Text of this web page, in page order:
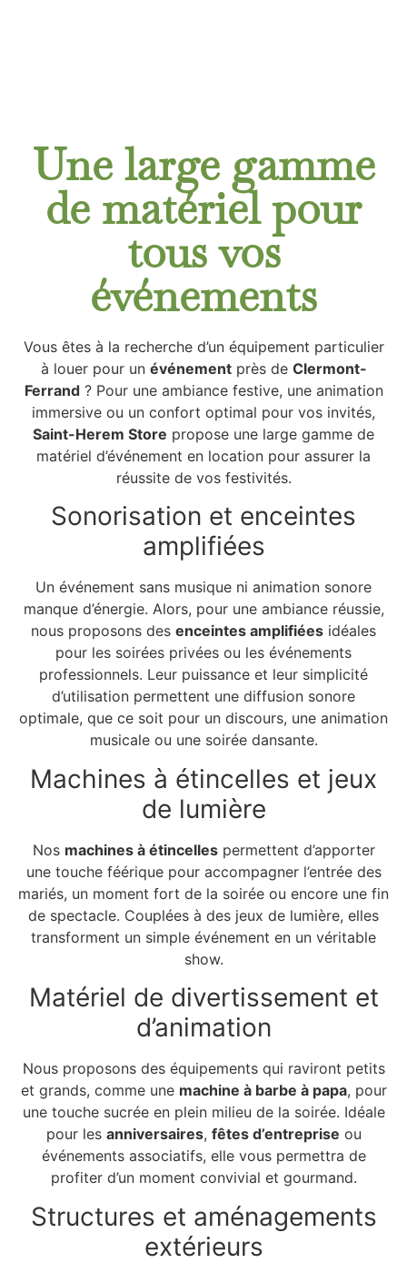
Une large gamme
de matériel pour
tous vos
événements
Vous êtes à la recherche d’un équipement particulier
à louer pour un événementprès de Clermont-
Ferrand? Pour une ambiance festive, une animation
immersive ou un confort optimal pour vos invités,
Saint-Herem Store propose une large gamme de
matériel d’événement en location pour assurer la
réussite de vos festivités.
Sonorisation et enceintes
amplifiées
Un événement sans musique ni animation sonore
manque d’énergie. Alors, pour une ambiance réussie,
nous proposons des enceintes amplifiées idéales
pour les soirées privées ou les événements
professionnels. Leur puissance et leur simplicité
d’utilisation permettent une diffusion sonore
optimale, que ce soit pour un discours, une animation
musicale ou une soirée dansante.
Machines à étincelles et jeux
de lumière
Nos machines à étincellespermettent d’apporter
une touche féérique pour accompagner l’entrée des
mariés, un moment fort de la soirée ou encore une fin
de spectacle. Couplées à des jeux de lumière, elles
transforment un simple événement en un véritable
show.
Matériel de divertissement et
d’animation
Nous proposons des équipements qui raviront petits
et grands, comme une machine à barbe à papa, pour
une touche sucrée en plein milieu de la soirée. Idéale
pour les anniversaires, fêtes d’entreprise ou
événements associatifs, elle vous permettra de
profiter d’un moment convivial et gourmand.
Structures et aménagements
extérieurs